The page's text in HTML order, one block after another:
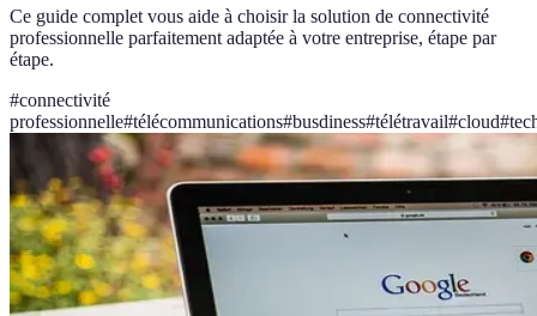
Ce guide complet vous aide à choisir la solution de connectivité
professionnelle parfaitement adaptée à votre entreprise, étape par
étape.
#connectivité
professionnelle#télécommunications#busdiness#télétravail#cloud#